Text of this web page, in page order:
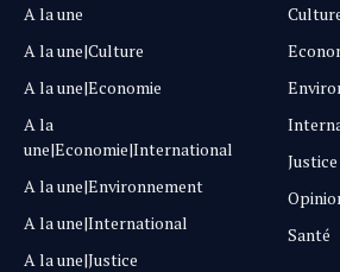
A la une
A la une|Culture
A la une|Economie
A la
une|Economie|International
A la une|Environnement
A la une|International
A la une|Justice
Justice
Santé